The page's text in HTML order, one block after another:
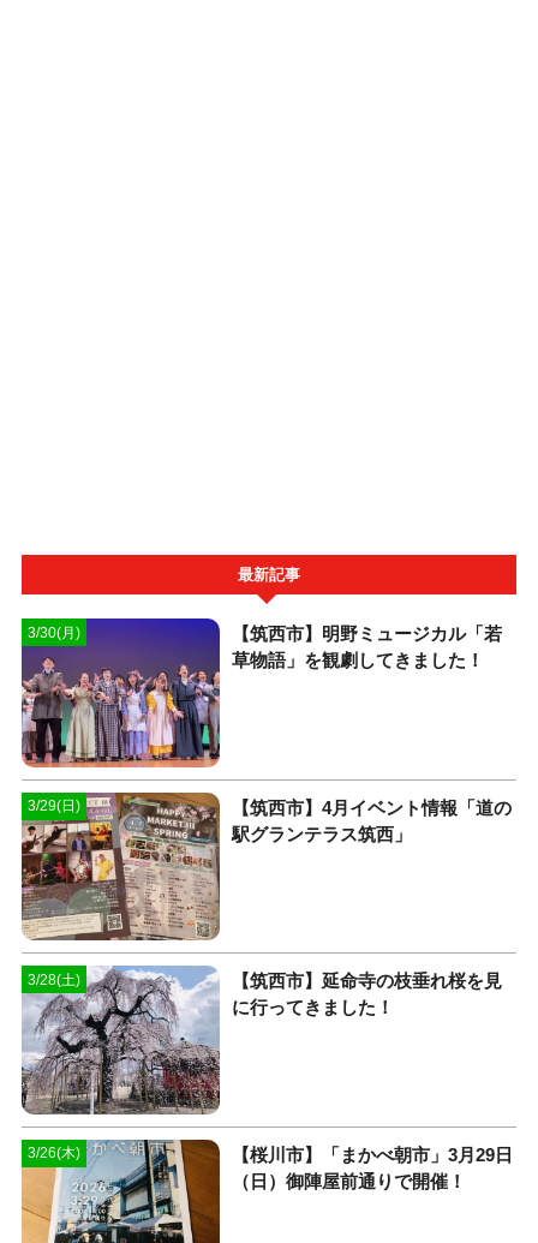
最新記事
3/30(月)
【筑西市】明野ミュージカル「若
草物語」を観劇してきました！
3/29(日)
【筑西市】4月イベント情報「道の
駅グランテラス筑西」
3/28(土)
【筑西市】延命寺の枝垂れ桜を見
に行ってきました！
3/26(木)
【桜川市】「まかべ朝市」3月29日
（日）御陣屋前通りで開催！